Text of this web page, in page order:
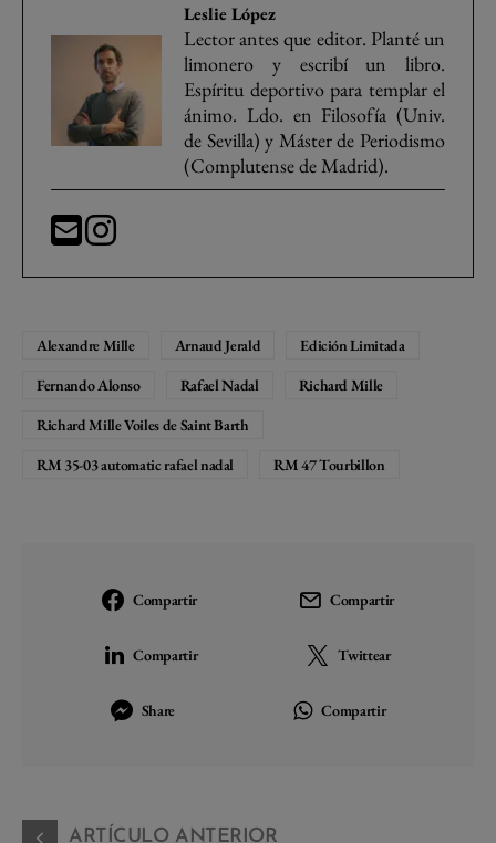
Leslie López
Lector antes que editor. Planté un
limonero y escribí un libro.
Espíritu deportivo para templar el
ánimo. Ldo. en Filosofía (Univ.
de Sevilla) y Máster de Periodismo
(Complutense de Madrid).
Alexandre Mille Arnaud Jerald
Edición Limitada
Fernando Alonso
Rafael Nadal
Richard Mille
Richard Mille Voiles de Saint Barth
RM 35-03 automatic rafael nadal
RM 47 Tourbillon
Compartir Compartir
Compartir Twittear
Share Compartir
ARTÍCULO ANTERIOR